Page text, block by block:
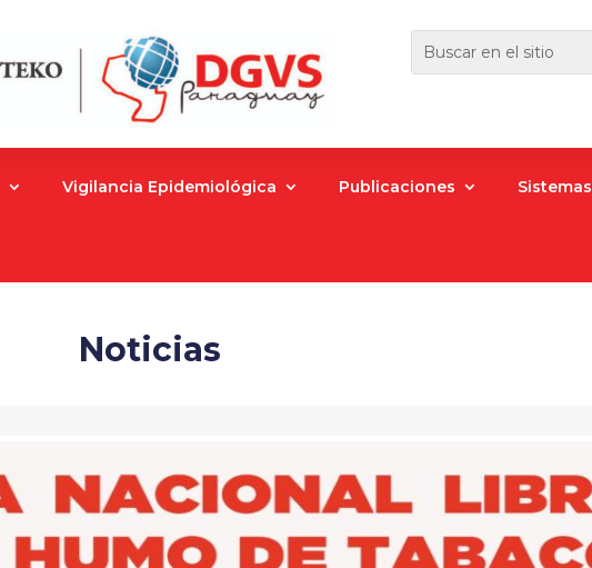
Vigilancia Epidemiológica Publicaciones Sistemas
Noticias